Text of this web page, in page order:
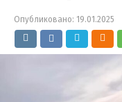
Опубликовано: 19.01.2025